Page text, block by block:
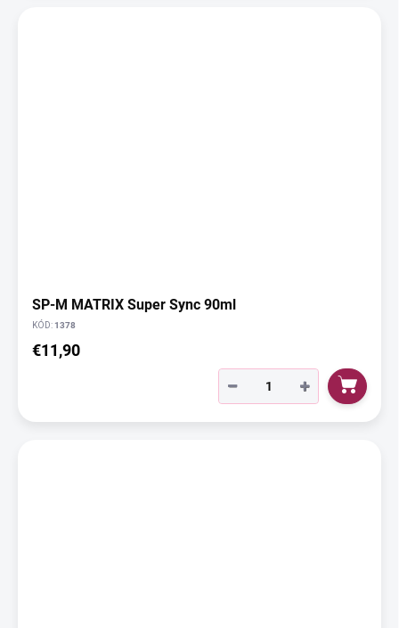
SP-M MATRIX Super Sync 90ml
KÓD:1378
€11,90
+
−